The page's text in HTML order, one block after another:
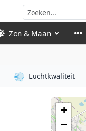
Zon & Maan
💨 Luchtkwaliteit
+
−